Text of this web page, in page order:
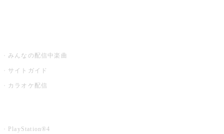
みんなの配信中楽曲
サイトガイド
カラオケ配信
PlayStation®4